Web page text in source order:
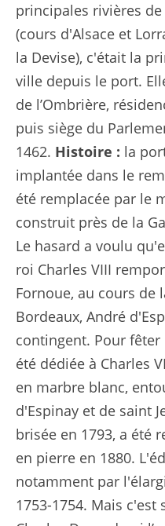
principales rivières
(cours d'Alsace et
la Devise), c'était la
ville depuis le port.
de l’Ombrière,
puis siège du
1462. Histoire : la
implantée dans le
été remplacée par le
construit près de la
Le hasard a voulu
roi Charles VIII
Fornoue, au cours de
Bordeaux, André
contingent. Pour
été dédiée à Charles
en marbre blanc,
d'Espinay et de saint
brisée en 1793, a été
en pierre en 1880.
notamment par
1753-1754. Mais